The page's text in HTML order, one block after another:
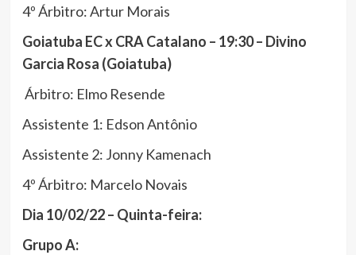
4º Árbitro: Artur Morais
Goiatuba EC x CRA Catalano – 19:30 – Divino
Garcia Rosa (Goiatuba)
Árbitro: Elmo Resende
Assistente 1: Edson Antônio
Assistente 2: Jonny Kamenach
4º Árbitro: Marcelo Novais
Dia 10/02/22 – Quinta-feira:
Grupo A: